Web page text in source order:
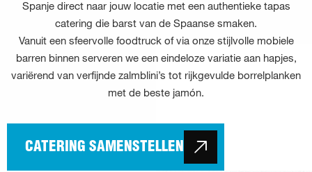
Spanje direct naar jouw locatie met een authentieke tapas
catering die barst van de Spaanse smaken.
Vanuit een sfeervolle foodtruck of via onze stijlvolle mobiele
barren binnen serveren we een eindeloze variatie aan hapjes,
variërend van verfijnde zalmblini’s tot rijkgevulde borrelplanken
met de beste jamón.
CATERING SAMENSTELLEN